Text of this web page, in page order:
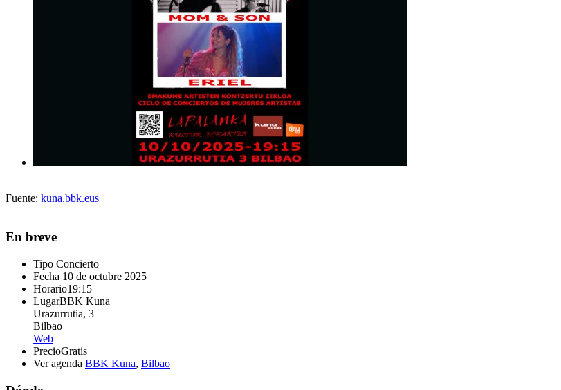
Fuente: kuna.bbk.eus
En breve
Tipo Concierto
Fecha 10 de octubre 2025
Horario19:15
LugarBBK Kuna
Urazurrutia, 3
Bilbao
Web
PrecioGratis
Ver agenda BBK Kuna, Bilbao